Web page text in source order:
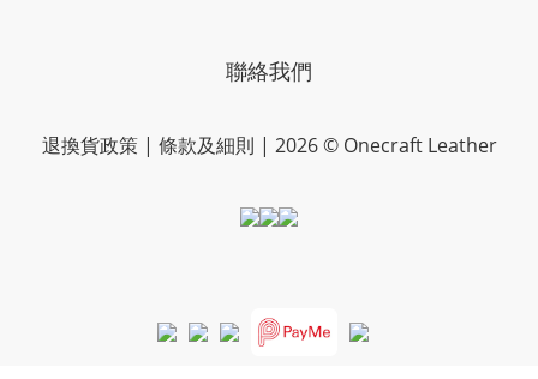
聯絡我們
退換貨政策| 條款及細則 | 2026 © Onecraft Leather